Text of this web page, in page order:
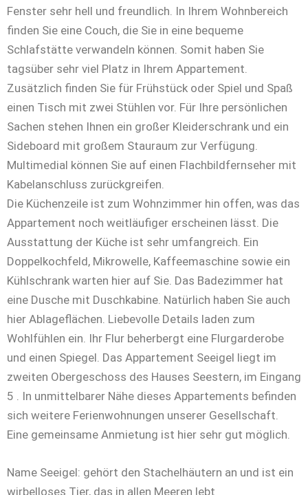
Fenster sehr hell und freundlich. In Ihrem Wohnbereich
finden Sie eine Couch, die Sie in eine bequeme
Schlafstätte verwandeln können. Somit haben Sie
tagsüber sehr viel Platz in Ihrem Appartement.
Zusätzlich finden Sie für Frühstück oder Spiel und Spaß
einen Tisch mit zwei Stühlen vor. Für Ihre persönlichen
Sachen stehen Ihnen ein großer Kleiderschrank und ein
Sideboard mit großem Stauraum zur Verfügung.
Multimedial können Sie auf einen Flachbildfernseher mit
Kabelanschluss zurückgreifen.
Die Küchenzeile ist zum Wohnzimmer hin offen, was das
Appartement noch weitläufiger erscheinen lässt. Die
Ausstattung der Küche ist sehr umfangreich. Ein
Doppelkochfeld, Mikrowelle, Kaffeemaschine sowie ein
Kühlschrank warten hier auf Sie. Das Badezimmer hat
eine Dusche mit Duschkabine. Natürlich haben Sie auch
hier Ablageflächen. Liebevolle Details laden zum
Wohlfühlen ein. Ihr Flur beherbergt eine Flurgarderobe
und einen Spiegel. Das Appartement Seeigel liegt im
zweiten Obergeschoss des Hauses Seestern, im Eingang
5 . In unmittelbarer Nähe dieses Appartements befinden
sich weitere Ferienwohnungen unserer Gesellschaft.
Eine gemeinsame Anmietung ist hier sehr gut möglich.
Name Seeigel: gehört den Stachelhäutern an und ist ein
wirbelloses Tier, das in allen Meeren lebt